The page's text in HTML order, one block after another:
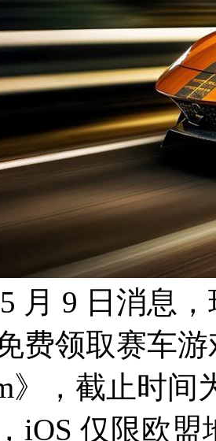
月 9 日消息
费领取赛车
》，截止时间
iOS 仅限欧